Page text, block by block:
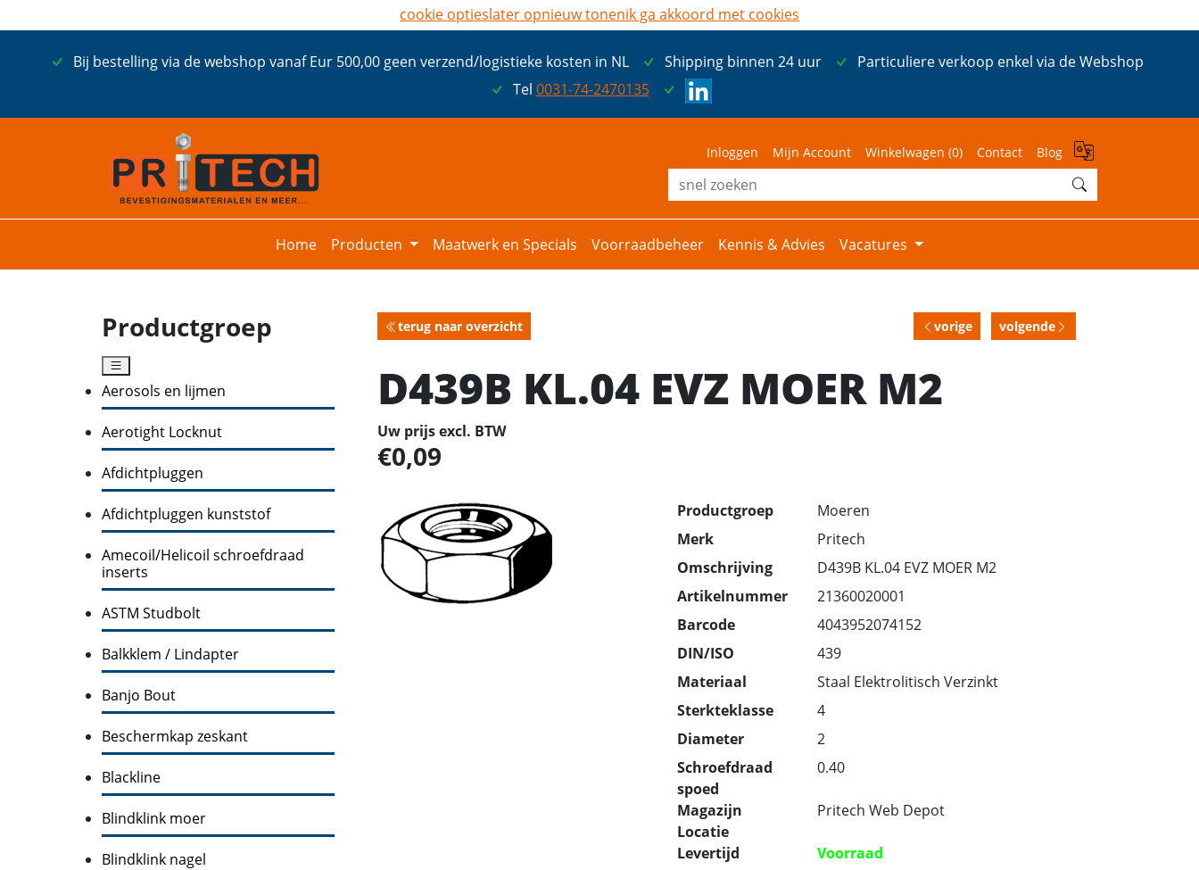
Bij bestelling via de webshop vanaf Eur 500,00 geen verzend/logistieke kosten in NL Shipping binnen 24 uur
Particuliere verkoop enkel via de Webshop
Tel 0031-74-2470135
Inloggen Mijn Account Winkelwagen (0) Contact Blog
Home Producten Maatwerk en Specials Voorraadbeheer Kennis & Advies Vacatures
Productgroep
Aerosols en lijmen
Aerotight Locknut
Afdichtpluggen
Afdichtpluggen kunststof
Amecoil/Helicoil schroefdraad
inserts
ASTM Studbolt
Balkklem / Lindapter
Banjo Bout
Beschermkap zeskant
Blackline
Blindklink moer
Blindklink nagel
terug naar overzicht vorige volgende
D439B KL.04 EVZ MOER M2
Uw prijs excl. BTW
0,09
Productgroep
Moeren
Merk
Pritech
Omschrijving
D439B KL.04 EVZ MOER M2
Artikelnummer
21360020001
Barcode
4043952074152
DIN/ISO
439
Materiaal
Staal Elektrolitisch Verzinkt
Sterkteklasse
4
Diameter
2
Schroefdraad
spoed
0.40
Magazijn
Locatie
Pritech Web Depot
Levertijd Voorraad
cookie optieslater opnieuw tonenik ga akkoord met cookies